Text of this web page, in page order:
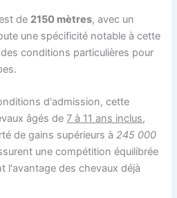
de 2150 mètres, avec un
une spécificité notable à cette
conditions particulières pour
d'admission, cette
âgés de 7 à 11 ans inclus,
de gains supérieurs à245 000
une compétition équilibrée
l'avantage des chevaux déjà